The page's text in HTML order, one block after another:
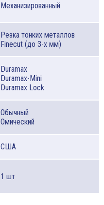
Механизированный
Резка тонких металлов
Finecut (до 3-х мм)
Duramax
Duramax-Mini
Duramax Lock
Обычный
Омический
США
1 шт